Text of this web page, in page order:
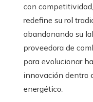
con
redefine su rol
abandonando su
proveedora de
para evolucionar
innovación dentro
energético.